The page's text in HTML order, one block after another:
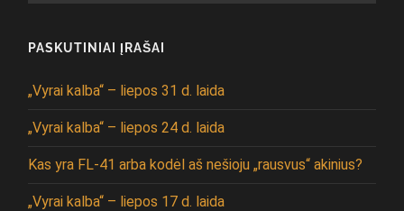
PASKUTINIAI ĮRAŠAI
„Vyrai kalba“ – liepos 31 d. laida
„Vyrai kalba“ – liepos 24 d. laida
Kas yra FL-41 arba kodėl aš nešioju „rausvus“ akinius?
„Vyrai kalba“ – liepos 17 d. laida